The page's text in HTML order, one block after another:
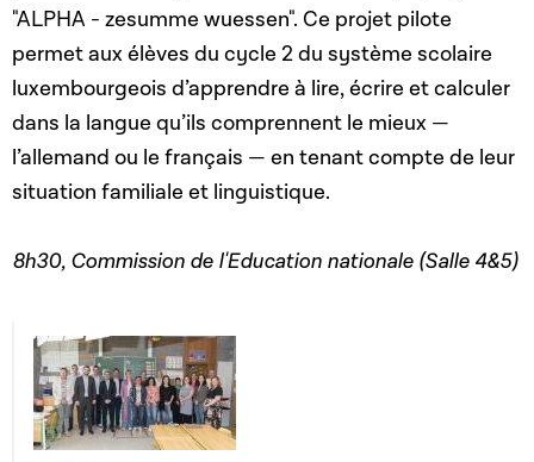
"ALPHA - zesumme wuessen". Ce projet pilote
permet aux élèves du cycle 2 du système scolaire
luxembourgeois d’apprendre à lire, écrire et calculer
dans la langue qu’ils comprennent le mieux —
l’allemand ou le français — en tenant compte de leur
situation familiale et linguistique.
8h30, Commission de l'Education nationale (Salle 4&5)